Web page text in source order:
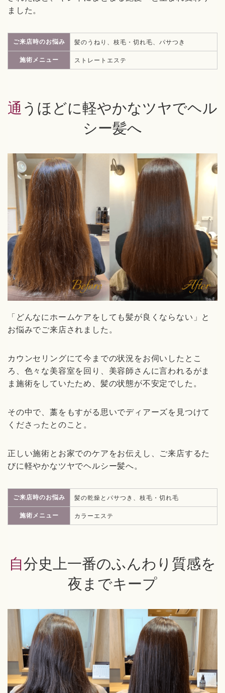
ました。
ご来店時のお悩み 髪のうねり、枝毛・切れ毛、パサつき
施術メニュー ストレートエステ
通うほどに軽やかなツヤでヘル
シー髪へ
「どんなにホームケアをしても髪が良くならない」と
お悩みでご来店されました。
カウンセリングにて今までの状況をお伺いしたとこ
ろ、色々な美容室を回り、美容師さんに言われるがま
ま施術をしていたため、髪の状態が不安定でした。
その中で、藁をもすがる思いでディアーズを見つけて
くださったとのこと。
正しい施術とお家でのケアをお伝えし、ご来店するた
びに軽やかなツヤでヘルシー髪へ。
ご来店時のお悩み 髪の乾燥とパサつき、枝毛・切れ毛
施術メニュー カラーエステ
自分史上一番のふんわり質感を
夜までキープ